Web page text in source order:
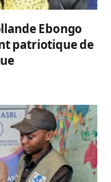
Ebongo
patriotique de